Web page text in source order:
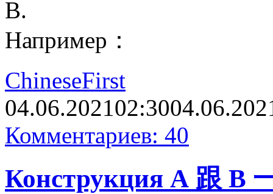
В.
Например：
ChineseFirst
04.06.202102:30
Комментариев: 40
Конструкция А 跟 B